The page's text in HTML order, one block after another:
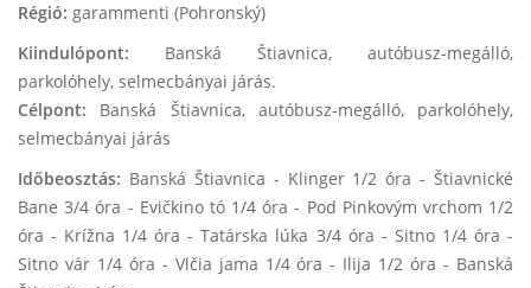
Régió: garammenti (Pohronský)
Kiindulópont: Banská Štiavnica, autóbusz-megálló,
parkolóhely, selmecbányai járás.
Célpont: Banská Štiavnica, autóbusz-megálló, parkolóhely,
selmecbányai járás
Időbeosztás: Banská Štiavnica - Klinger 1/2 óra - Štiavnické
Bane 3/4 óra - Evičkino tó 1/4 óra - Pod Pinkovým vrchom 1/2
óra - Krížna 1/4 óra - Tatárska lúka 3/4 óra - Sitno 1/4 óra -
Sitno vár 1/4 óra - Vlčia jama 1/4 óra - Ilija 1/2 óra - Banská